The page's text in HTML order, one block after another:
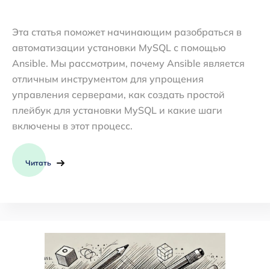
Эта статья поможет начинающим разобраться в
автоматизации установки MySQL с помощью
Ansible. Мы рассмотрим, почему Ansible является
отличным инструментом для упрощения
управления серверами, как создать простой
плейбук для установки MySQL и какие шаги
включены в этот процесс.
Читать